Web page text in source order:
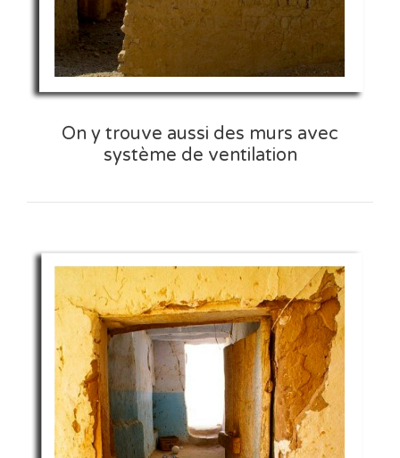
On y trouve aussi des murs avec
système de ventilation